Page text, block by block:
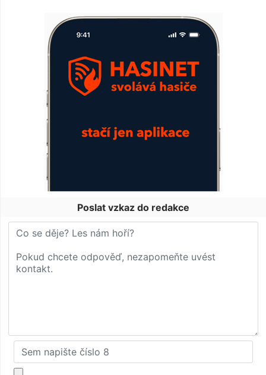
Poslat vzkaz do redakce